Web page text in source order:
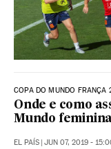
COPA DO MUNDO FRANÇA
Onde e como
Mundo
EL PAÍS | JUN 07, 2019 -